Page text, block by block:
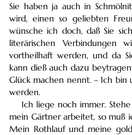
Sie haben ja auch in
wird, einen so geliebten
wünsche ich doch, daß Sie
literärischen Verbindungen
vortheilhaft werden, und da
kann dieß auch dazu
Glück machen nennt. – Ich bin
werden.
Ich liege noch immer.
mein Gärtner arbeitet, so muß
Mein Rothlauf und meine